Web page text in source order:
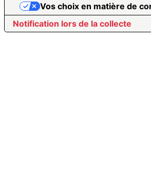
Notification lors de la collecte
Vos choix en matière de